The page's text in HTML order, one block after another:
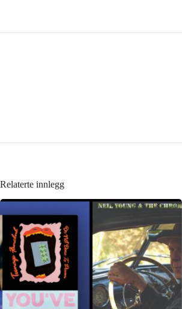
Relaterte innlegg